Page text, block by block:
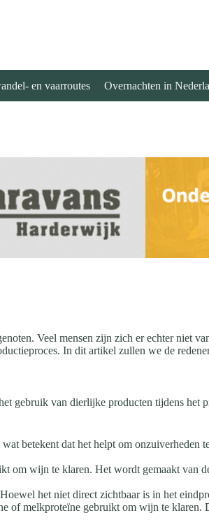
en vaarroutes Overnachten in
Veel mensen zijn zich er echter niet
In dit artikel zullen we de
gebruik van dierlijke producten tijdens
betekent dat het helpt om
om wijn te klaren. Het wordt gemaakt van
het niet direct zichtbaar is in het
of melkproteïne gebruikt om wijn te